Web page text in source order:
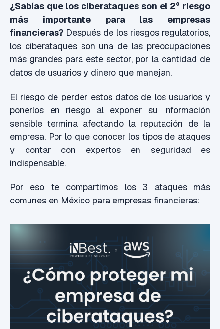
¿Sabías que los ciberataques son el 2° riesgo
más importante para las empresas
financieras? Después de los riesgos regulatorios,
los ciberataques son una de las preocupaciones
más grandes para este sector, por la cantidad de
datos de usuarios y dinero que manejan.
El riesgo de perder estos datos de los usuarios y
ponerlos en riesgo al exponer su información
sensible termina afectando la reputación de la
empresa. Por lo que conocer los tipos de ataques
y contar con expertos en seguridad es
indispensable.
Por eso te compartimos los 3 ataques más
comunes en México para empresas financieras: